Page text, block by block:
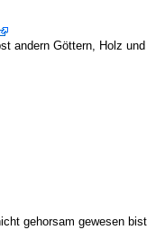
andern Göttern, Holz
gehorsam gewesen